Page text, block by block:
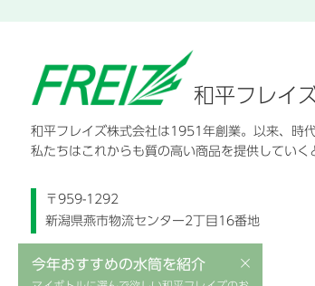
和平フレイ
和平フレイズ株式会社は1951年創業。以来、時
私たちはこれからも質の高い商品を提供してい
〒959-1292
新潟県燕市物流センター2丁目16番地
×
今年おすすめの水筒を紹介